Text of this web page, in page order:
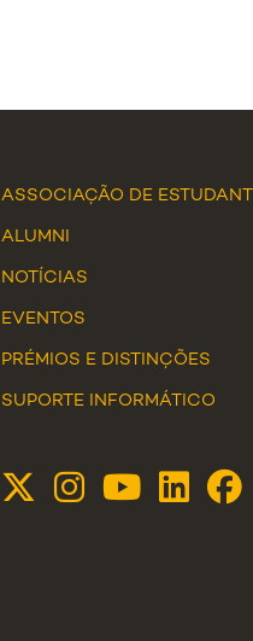
ASSOCIAÇÃO DE
ALUMNI
NOTÍCIAS
EVENTOS
PRÉMIOS E DISTINÇÕES
SUPORTE INFORMÁTICO